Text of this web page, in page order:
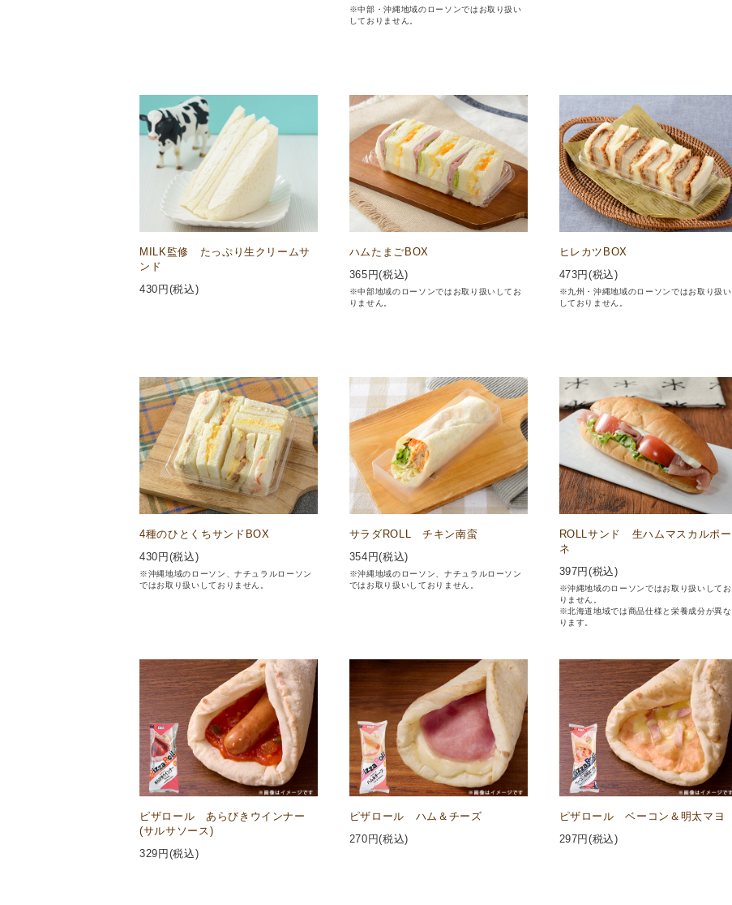
※中部・沖縄地域のローソンではお取り扱い
しておりません。
MILK監修 たっぷり生クリームサ
ンド
430 円(税込)
ハムたまごBOX
365 円(税込)
※中部地域のローソンではお取り扱いしてお
りません。
ヒレカツBOX
473円(税込)
※九州・沖縄地域のローソンではお取り扱い
しておりません。
4種のひとくちサンドBOX
430 円(税込)
※沖縄地域のローソン、ナチュラルローソン
ではお取り扱いしておりません。
サラダROLL チキン南蛮
354 円(税込)
※沖縄地域のローソン、ナチュラルローソン
ではお取り扱いしておりません。
ROLLサンド 生ハムマスカルポー
ネ
397円(税込)
※沖縄地域のローソンではお取り扱いしてお
りません。
※北海道地域では商品仕様と栄養成分が異な
ります。
ピザロール あらびきウインナー
(サルサソース)
329 円(税込)
ピザロール ハム＆チーズ
270 円(税込)
ピザロール ベーコン＆明太マヨ
297円(税込)